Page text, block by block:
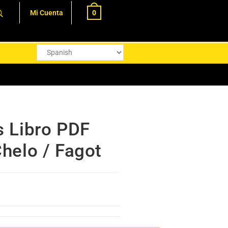
Mi Cuenta 0
Libro PDF
/ Fagot